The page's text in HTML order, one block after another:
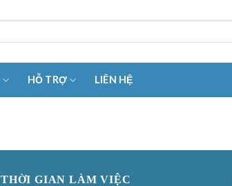
HỖ TRỢ LIÊN HỆ
THỜI GIAN LÀM VIỆC